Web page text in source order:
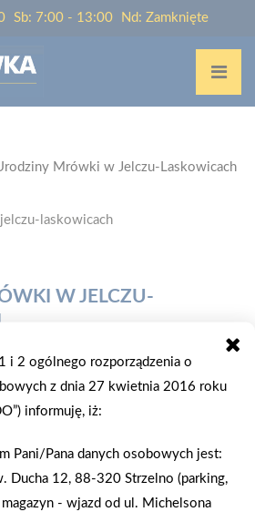
Sb: 7:00 - 13:00 Nd: Zamknięte
Mrówki w Jelczu-Laskowicach
W JELCZU-
r., sklep PSB-Mrówka w Jelczu-
swoje pierwsze urodziny. W tych
wiele atrakcji dla klientów,
każdego klienta, wilekie promocje
A dla dzieci przygotowany został
W kąciku znalazły sie takie
i 2 ogólnego rozporządzenia o
z dnia 27 kwietnia 2016 roku
informuję, iż:
Pani/Pana danych osobowych jest:
Ducha 12, 88-320 Strzelno (parking,
magazyn - wjazd od ul. Michelsona